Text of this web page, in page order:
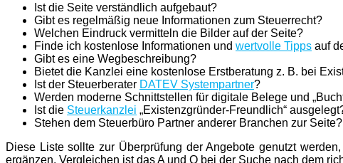
Ist die Seite verständlich aufgebaut?
Gibt es regelmäßig neue Informationen zum Steuerrecht?
Welchen Eindruck vermitteln die Bilder auf der Seite?
Finde ich kostenlose Informationen und wertvolle Tipps auf
Gibt es eine Wegbeschreibung?
Bietet die Kanzlei eine kostenlose Erstberatung z. B. bei
Ist der Steuerberater DATEV Systempartner?
Werden moderne Schnittstellen für digitale Belege und
Ist die Steuerkanzlei „Existenzgründer-Freundlich“
Stehen dem Steuerbüro Partner anderer Branchen zur Seite?
Diese Liste sollte zur Überprüfung der Angebote genutzt
ergänzen. Vergleichen ist das A und O bei der Suche nach dem